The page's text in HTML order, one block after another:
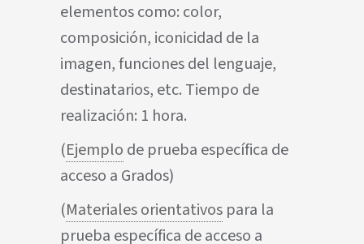
elementos como: color,
composición, iconicidad de la
imagen, funciones del lenguaje,
destinatarios, etc. Tiempo de
realización: 1 hora.
(Ejemplo de prueba específica de
acceso a Grados)
(Materiales orientativos para la
prueba específica de acceso a